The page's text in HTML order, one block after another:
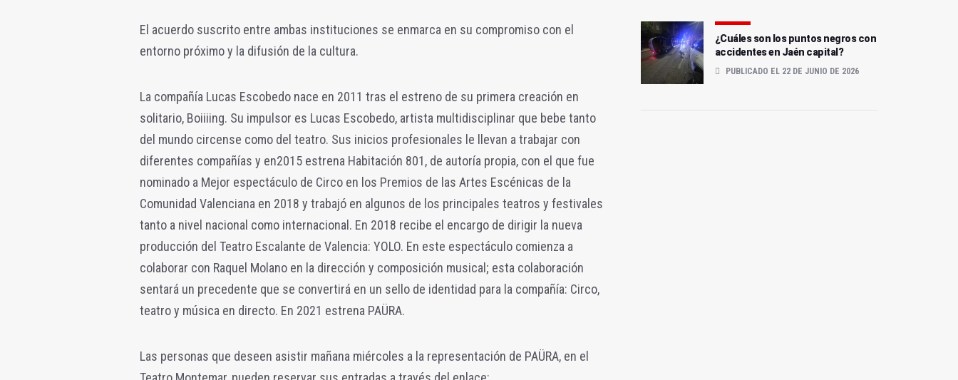
El acuerdo suscrito entre ambas instituciones se enmarca en su compromiso con el
entorno próximo y la difusión de la cultura.
La compañía Lucas Escobedo nace en 2011 tras el estreno de su primera creación en
solitario, Boiiiing. Su impulsor es Lucas Escobedo, artista multidisciplinar que bebe tanto
del mundo circense como del teatro. Sus inicios profesionales le llevan a trabajar con
diferentes compañías y en2015 estrena Habitación 801, de autoría propia, con el que fue
nominado a Mejor espectáculo de Circo en los Premios de las Artes Escénicas de la
Comunidad Valenciana en 2018 y trabajó en algunos de los principales teatros y festivales
tanto a nivel nacional como internacional. En 2018 recibe el encargo de dirigir la nueva
producción del Teatro Escalante de Valencia: YOLO. En este espectáculo comienza a
colaborar con Raquel Molano en la dirección y composición musical; esta colaboración
sentará un precedente que se convertirá en un sello de identidad para la compañía: Circo,
teatro y música en directo. En 2021 estrena PAÜRA.
Las personas que deseen asistir mañana miércoles a la representación de PAÜRA, en el
¿Cuáles son los puntos negros con
accidentes en Jaén capital?
PUBLICADO EL 22 DE JUNIO DE 2026